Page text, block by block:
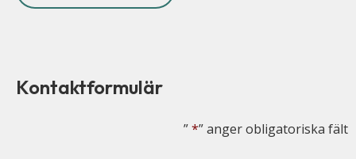
Kontaktformulär
”*” anger obligatoriska fält